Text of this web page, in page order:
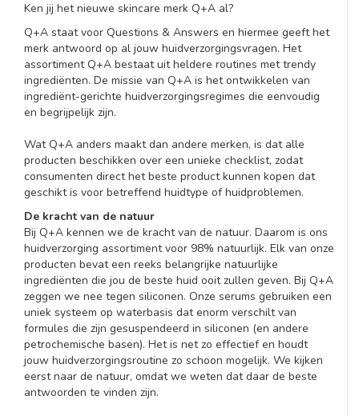
Ken jij het nieuwe skincare merk Q+A al?
Q+A staat voor Questions & Answers en hiermee geeft het
merk antwoord op al jouw huidverzorgingsvragen. Het
assortiment Q+A bestaat uit heldere routines met trendy
ingrediënten. De missie van Q+A is het ontwikkelen van
ingrediënt-gerichte huidverzorgingsregimes die eenvoudig
en begrijpelijk zijn.
Wat Q+A anders maakt dan andere merken, is dat alle
producten beschikken over een unieke checklist, zodat
consumenten direct het beste product kunnen kopen dat
geschikt is voor betreffend huidtype of huidproblemen.
De kracht van de natuur
Bij Q+A kennen we de kracht van de natuur. Daarom is ons
huidverzorging assortiment voor 98% natuurlijk. Elk van onze
producten bevat een reeks belangrijke natuurlijke
ingrediënten die jou de beste huid ooit zullen geven. Bij Q+A
zeggen we nee tegen siliconen. Onze serums gebruiken een
uniek systeem op waterbasis dat enorm verschilt van
formules die zijn gesuspendeerd in siliconen (en andere
petrochemische basen). Het is net zo effectief en houdt
jouw huidverzorgingsroutine zo schoon mogelijk. We kijken
eerst naar de natuur, omdat we weten dat daar de beste
antwoorden te vinden zijn.